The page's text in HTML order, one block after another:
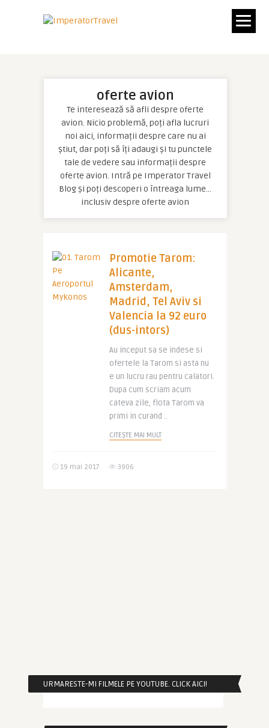
oferte avion
Te interesează să afli despre oferte
avion. Nicio problemă, poți afla lucruri
noi aici, informații despre care nu ai
știut, dar poți să îți adaugi și tu punctele
tale de vedere sau informații despre
oferte avion. Intră pe Imperator Travel
Blog și poți descoperi o întreaga lume…
inclusiv despre oferte avion
Promotie Tarom:
Alicante,
Amsterdam,
Madrid, Tel Aviv si
Valencia la 92 euro
(dus-intors)
Au inceput sa se indese si
ofertele la Tarom si asta nu
e un lucru rau pentru calatori.
Dupa cum scriam acum
cateva zile, flota Tarom va
primi in curand ..
CITEȘTE MAI MULT
19 mai 2017 3906
URMARESTE-MI FILMELE PE YOUTUBE. CLICK AICI!